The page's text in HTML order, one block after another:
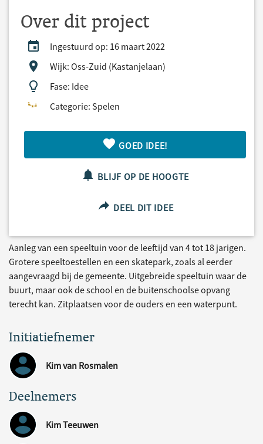
Over dit project
Ingestuurd op: 16 maart 2022
Wijk: Oss-Zuid (Kastanjelaan)
Fase: Idee
Categorie: Spelen
GOED IDEE!
BLIJF OP DE HOOGTE
DEEL DIT IDEE
Aanleg van een speeltuin voor de leeftijd van 4 tot 18 jarigen.
Grotere speeltoestellen en een skatepark, zoals al eerder
aangevraagd bij de gemeente. Uitgebreide speeltuin waar de
buurt, maar ook de school en de buitenschoolse opvang
terecht kan. Zitplaatsen voor de ouders en een waterpunt.
Initiatiefnemer
Kim van Rosmalen
Deelnemers
Kim Teeuwen